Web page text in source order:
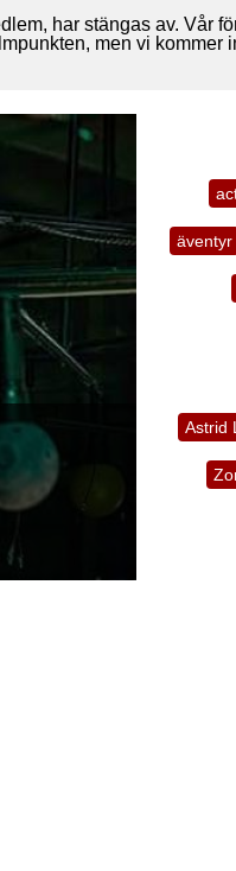
har stängas av. Vår
men vi kommer
äventyr
Astrid